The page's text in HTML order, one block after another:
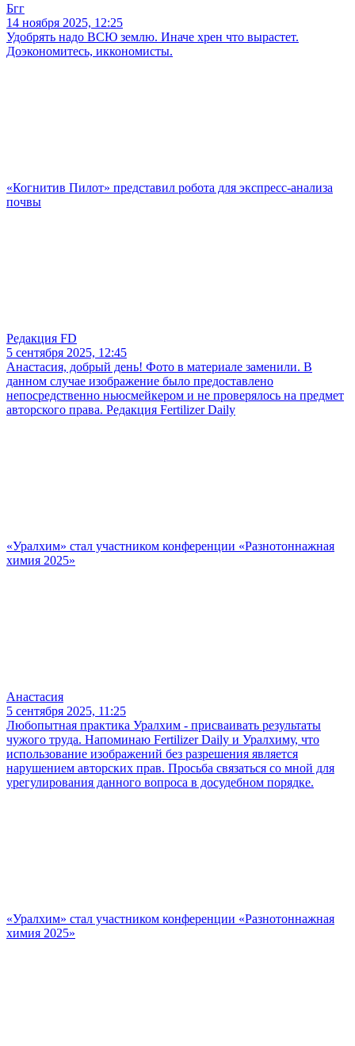
Бгг
14 ноября 2025, 12:25
Удобрять надо ВСЮ землю. Иначе хрен что вырастет.
Доэкономитесь, иккономисты.
«Когнитив Пилот» представил робота для экспресс-анализа
почвы
Редакция FD
5 сентября 2025, 12:45
Анастасия, добрый день! Фото в материале заменили. В
данном случае изображение было предоставлено
непосредственно ньюсмейкером и не проверялось на предмет
авторского права. Редакция Fertilizer Daily
«Уралхим» стал участником конференции «Разнотоннажная
химия 2025»
Анастасия
5 сентября 2025, 11:25
Любопытная практика Уралхим - присваивать результаты
чужого труда. Напоминаю Fertilizer Daily и Уралхиму, что
использование изображений без разрешения является
нарушением авторских прав. Просьба связаться со мной для
урегулирования данного вопроса в досудебном порядке.
«Уралхим» стал участником конференции «Разнотоннажная
химия 2025»